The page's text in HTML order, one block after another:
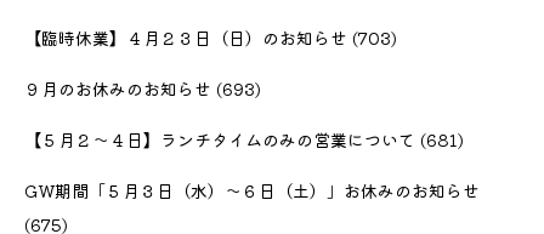
【臨時休業】４月２３日（日）のお知らせ (703)
９月のお休みのお知らせ (693)
【５月２〜４日】ランチタイムのみの営業について (681)
GW期間「５月３日（水）〜６日（土）」お休みのお知らせ
(675)